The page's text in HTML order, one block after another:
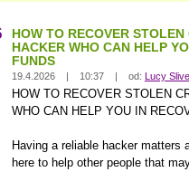
HOW TO RECOVER
HACKER WHO CAN HELP
FUNDS
19.4.2026 | 10:37 | od: Lucy
HOW TO RECOVER STOLEN
WHO CAN HELP YOU IN
Having a reliable hacker matters
here to help other people that